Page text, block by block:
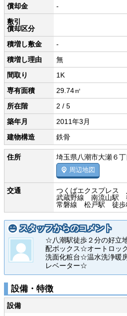
償却金
-
敷引
償却区分
積増し敷金
-
積増し理由
無
間取り
1K
専有面積
29.74㎡
所在階
2 / 5
築年月
2011年3月
建物構造
鉄骨
住所 埼玉県八潮市大瀬６丁
周辺地図
交通
つくばエクスプレ
武蔵野線 南流山駅
常磐線 松戸駅 徒歩
スタッフからのコメント
☆八潮駅徒歩２分の好立
配ボックス☆オートロッ
洗面化粧台☆温水洗浄暖
レベーター☆
設備・特徴
設備